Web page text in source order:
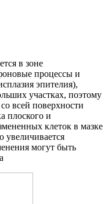
в зоне
процессы и
эпителия),
участках, поэтому
всей поверхности
плоского и
клеток в мазке
увеличивается
могут быть